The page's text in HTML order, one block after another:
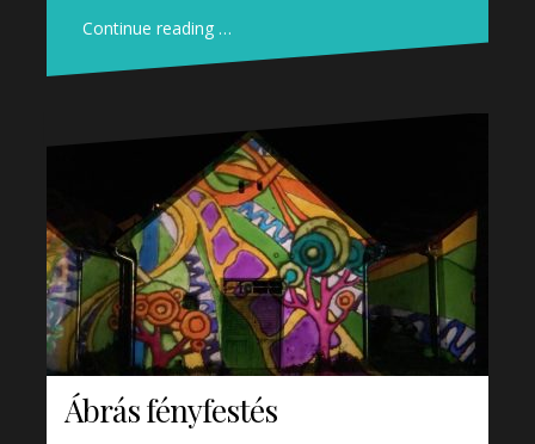
Continue reading …
Ábrás fényfestés